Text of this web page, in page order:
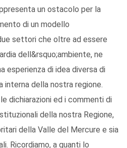
un ostacolo per la
di un modello
settori che oltre ad essere
dell&rsquo;ambiente, ne
esperienza di idea diversa di
interna della nostra regione.
dichiarazioni ed i commenti di
della nostra Regione,
della Valle del Mercure e sia
Ricordiamo, a quanti lo